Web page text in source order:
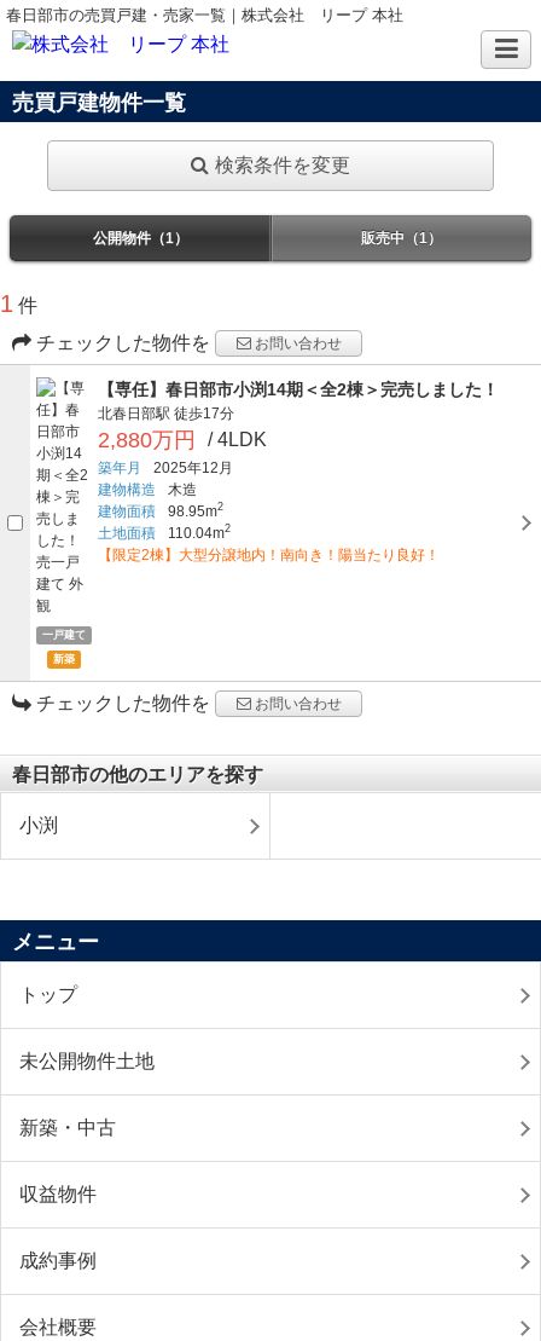
春日部市の売買戸建・売家一覧｜株式会社 リープ 本社
売買戸建物件一覧
検索条件を変更
公開物件（1） 販売中（1）
1 件
チェックした物件を
お問い合わせ
一戸建て
新築
【専任】春日部市小渕14期＜全2棟＞完売しました！
北春日部駅 徒歩17分
2,880万円 / 4LDK
築年月
2025年12月
建物構造
木造
建物面積
98.95m2
土地面積 110.04m2
【限定2棟】大型分譲地内！南向き！陽当たり良好！
チェックした物件を お問い合わせ
春日部市の他のエリアを探す
小渕
メニュー
トップ
未公開物件土地
新築・中古
収益物件
成約事例
会社概要